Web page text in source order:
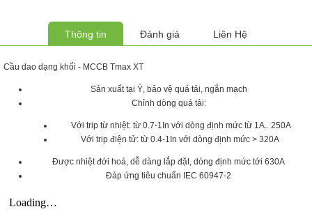
Thông tin Đánh giá Liên Hệ
Cầu dao dạng khối - MCCB Tmax XT
Sản xuất tại Ý, bảo vệ quá tải, ngắn mạch
Chỉnh dòng quá tải:
Với trip từ nhiệt: từ 0.7-1In với dòng định mức từ 1A.. 250A
Với trip điện tử: từ 0.4-1In với dòng định mức > 320A
Được nhiệt đới hoá, dễ dàng lắp đặt, dòng định mức tới 630A
Đáp ứng tiêu chuẩn IEC 60947-2